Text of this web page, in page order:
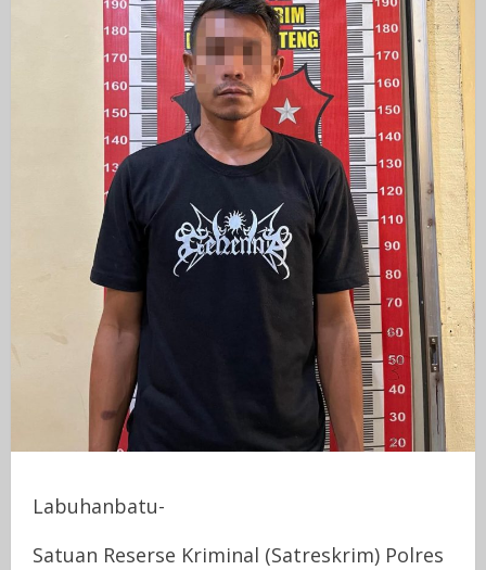
Labuhanbatu-
Satuan Reserse Kriminal (Satreskrim) Polres